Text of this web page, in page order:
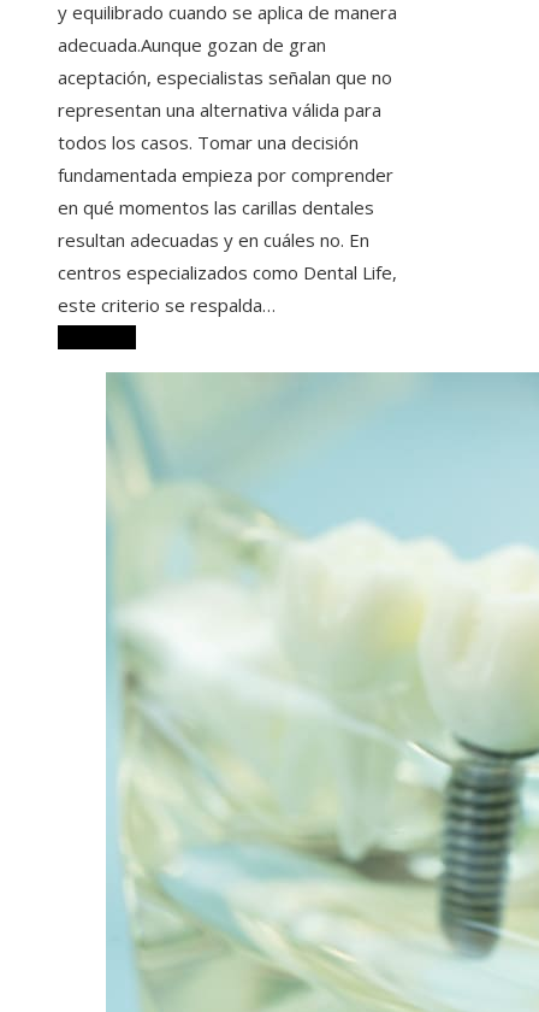
y equilibrado cuando se aplica de manera
adecuada.Aunque gozan de gran
aceptación, especialistas señalan que no
representan una alternativa válida para
todos los casos. Tomar una decisión
fundamentada empieza por comprender
en qué momentos las carillas dentales
resultan adecuadas y en cuáles no. En
centros especializados como Dental Life,
este criterio se respalda…